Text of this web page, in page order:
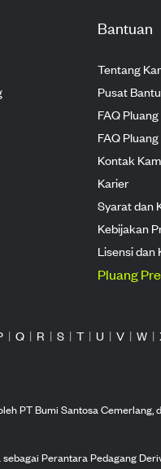
Bantuan
Tentang
Pusat
FAQ Pluang
FAQ
Kontak
Karier
Syarat dan
Kebijakan
Lisensi dan
Pluang
| Q | R | S | T | U | V | W |
PT Bumi Santosa
Perantara Pedagang